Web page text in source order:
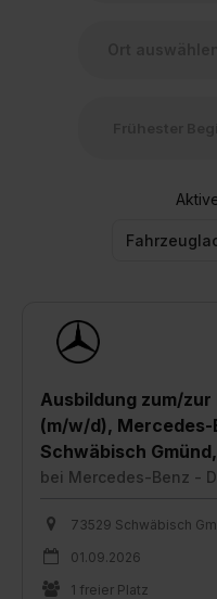
Ausbildung zum/
(m/w/d), Mercedes-
Schwäbisch
bei Mercedes-Benz -
73529 Schwäbisch
01.09.2026
1 freier Platz